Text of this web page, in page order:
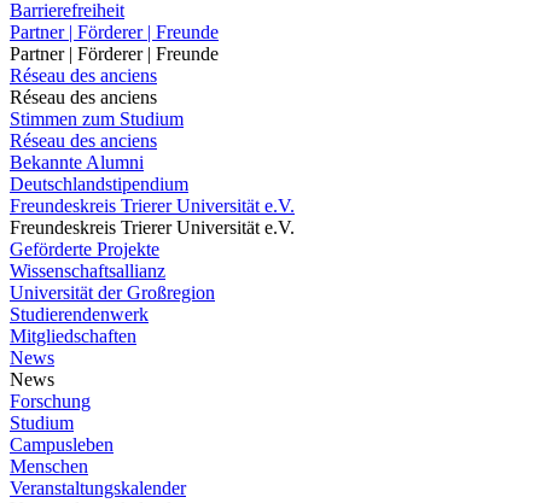
Barrierefreiheit
Partner | Förderer | Freunde
Partner | Förderer | Freunde
Réseau des anciens
Réseau des anciens
Stimmen zum Studium
Réseau des anciens
Bekannte Alumni
Deutschlandstipendium
Freundeskreis Trierer Universität e.V.
Freundeskreis Trierer Universität e.V.
Geförderte Projekte
Wissenschaftsallianz
Universität der Großregion
Studierendenwerk
Mitgliedschaften
News
News
Forschung
Studium
Campusleben
Menschen
Veranstaltungskalender